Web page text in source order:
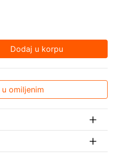
Dodaj u korpu
omiljenim